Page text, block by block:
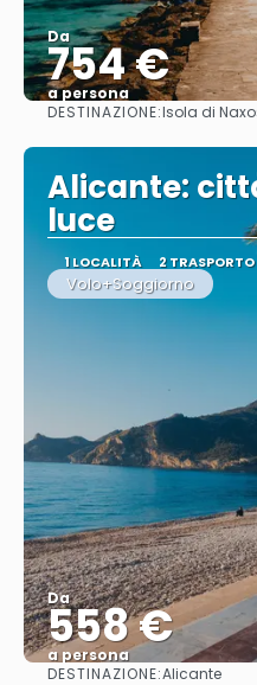
Da
754 €
a persona
DESTINAZIONE:Isola di
Alicante:
luce
1 LOCALITÀ 2 TRASPORTO
Volo+Soggiorno
Da
558 €
a persona
DESTINAZIONE:Alicante